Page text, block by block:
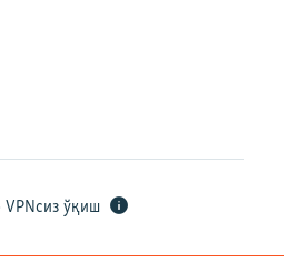
VPNсиз ўқиш